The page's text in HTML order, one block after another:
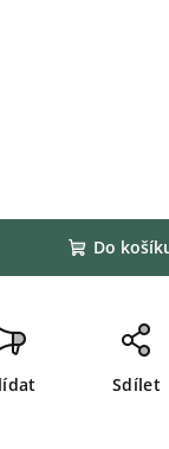
Do
Sdílet